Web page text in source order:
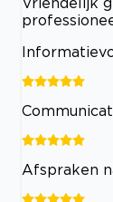
Afspraken